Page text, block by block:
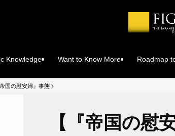
Knowledge Want to Know More Roadmap
帝国の慰安婦』事態
【『帝国の慰